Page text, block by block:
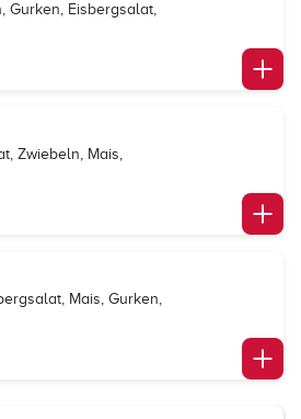
Gurken, Eisbergsalat,
Zwiebeln, Mais,
Mais, Gurken,